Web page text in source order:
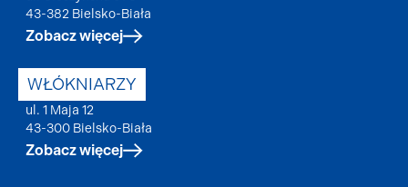
43-382 Bielsko-Biała
Zobacz więcej
WŁÓKNIARZY
ul. 1 Maja 12
43-300 Bielsko-Biała
Zobacz więcej